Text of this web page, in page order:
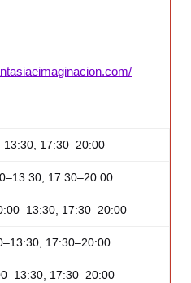
17:30–20:00
17:30–20:00
17:30–20:00
17:30–20:00
17:30–20:00